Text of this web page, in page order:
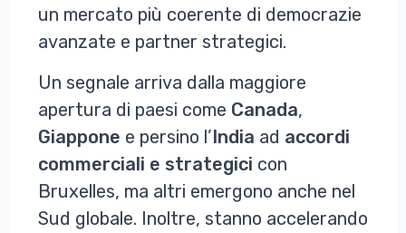
un mercato più coerente di democrazie
avanzate e partner strategici.
Un segnale arriva dalla maggiore
apertura di paesi come Canada,
Giappone e persino l’India ad accordi
commerciali e strategici con
Bruxelles, ma altri emergono anche nel
Sud globale. Inoltre, stanno accelerando